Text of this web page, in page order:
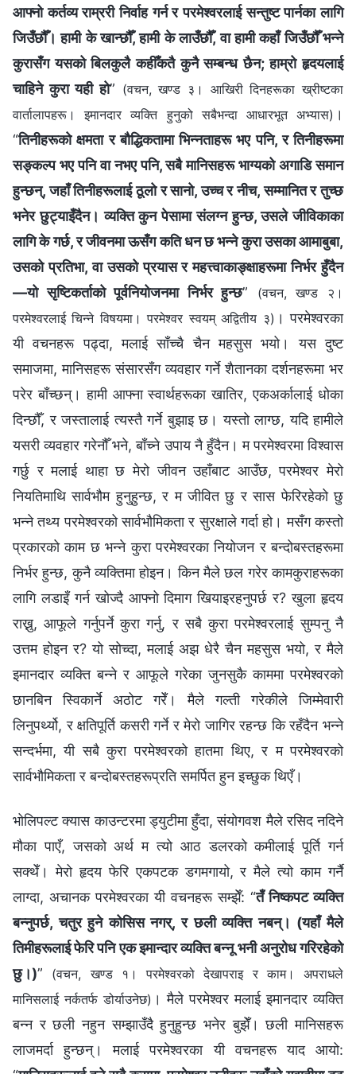
आफ्‍नो कर्तव्य राम्ररी निर्वाह गर्न र परमेश्‍वरलाई सन्तुष्ट पार्नका लागि
जिउँछौँ। हामी के खान्छौँ, हामी के लाउँछौँ, वा हामी कहाँ जिउँछौँ भन्‍ने
कुरासँग यसको बिलकुलै कहीँकतै कुनै सम्बन्ध छैन; हाम्रो हृदयलाई
चाहिने कुरा यही हो” (वचन, खण्ड ३। आखिरी दिनहरूका ख्रीष्टका
वार्तालापहरू। इमानदार व्यक्ति हुनुको सबैभन्दा आधारभूत अभ्यास) ।
“तिनीहरूको क्षमता र बौद्धिकतामा भिन्‍नताहरू भए पनि, र तिनीहरूमा
सङ्कल्प भए पनि वा नभए पनि, सबै मानिसहरू भाग्यको अगाडि समान
हुन्छन्, जहाँ तिनीहरूलाई ठूलो र सानो, उच्च र नीच, सम्मानित र तुच्छ
भनेर छुट्याइँदैन। व्यक्ति कुन पेसामा संलग्न हुन्छ, उसले जीविकाका
लागि के गर्छ, र जीवनमा ऊसँग कति धन छ भन्‍ने कुरा उसका आमाबुबा,
उसको प्रतिभा, वा उसको प्रयास र महत्त्वाकाङ्क्षाहरूमा निर्भर हुँदैन
—यो सृष्टिकर्ताको पूर्वनियोजनमा निर्भर हुन्छ” (वचन, खण्ड २।
परमेश्‍वरलाई चिन्‍ने विषयमा। परमेश्‍वर स्वयम् अद्वितीय ३) । परमेश्‍वरका
यी वचनहरू पढ्दा, मलाई साँच्चै चैन महसुस भयो। यस दुष्ट
समाजमा, मानिसहरू संसारसँग व्यवहार गर्ने शैतानका दर्शनहरूमा भर
परेर बाँच्छन्। हामी आफ्ना स्वार्थहरूका खातिर, एकअर्कालाई धोका
दिन्छौँ, र जस्तालाई त्यस्तै गर्ने बुझाइ छ। यस्तो लाग्छ, यदि हामीले
यसरी व्यवहार गरेनौँ भने, बाँच्ने उपाय नै हुँदैन। म परमेश्‍वरमा विश्वास
गर्छु र मलाई थाहा छ मेरो जीवन उहाँबाट आउँछ, परमेश्‍वर मेरो
नियतिमाथि सार्वभौम हुनुहुन्छ, र म जीवित छु र सास फेरिरहेको छु
भन्ने तथ्य परमेश्‍वरको सार्वभौमिकता र सुरक्षाले गर्दा हो। मसँग कस्तो
प्रकारको काम छ भन्ने कुरा परमेश्‍वरका नियोजन र बन्दोबस्तहरूमा
निर्भर हुन्छ, कुनै व्यक्तिमा होइन। किन मैले छल गरेर कामकुराहरूका
लागि लडाइँ गर्न खोज्दै आफ्नो दिमाग खियाइरहनुपर्छ र? खुला हृदय
राख्नु, आफूले गर्नुपर्ने कुरा गर्नु, र सबै कुरा परमेश्‍वरलाई सुम्पनु नै
उत्तम होइन र? यो सोच्दा, मलाई अझ धेरै चैन महसुस भयो, र मैले
इमानदार व्यक्ति बन्ने र आफूले गरेका जुनसुकै काममा परमेश्‍वरको
छानबिन स्विकार्ने अठोट गरेँ। मैले गल्ती गरेकीले जिम्मेवारी
लिनुपर्थ्यो, र क्षतिपूर्ति कसरी गर्ने र मेरो जागिर रहन्छ कि रहँदैन भन्ने
सन्दर्भमा, यी सबै कुरा परमेश्‍वरको हातमा थिए, र म परमेश्‍वरको
सार्वभौमिकता र बन्दोबस्तहरूप्रति समर्पित हुन इच्छुक थिएँ।
भोलिपल्ट क्यास काउन्टरमा ड्युटीमा हुँदा, संयोगवश मैले रसिद नदिने
मौका पाएँ, जसको अर्थ म त्यो आठ डलरको कमीलाई पूर्ति गर्न
सक्थेँ। मेरो हृदय फेरि एकपटक डगमगायो, र मैले त्यो काम गर्नै
लाग्दा, अचानक परमेश्‍वरका यी वचनहरू सम्झेँ: “तँ निष्कपट व्यक्ति
बन्नुपर्छ, चतुर हुने कोसिस नगर्, र छली व्यक्ति नबन्। (यहाँ मैले
तिमीहरूलाई फेरि पनि एक इमान्दार व्यक्ति बन्नू भनी अनुरोध गरिरहेको
छु।)” (वचन, खण्ड १। परमेश्‍वरको देखापराइ र काम। अपराधले
मानिसलाई नर्कतर्फ डोर्याउनेछ) । मैले परमेश्‍वर मलाई इमानदार व्यक्ति
बन्न र छली नहुन सम्झाउँदै हुनुहुन्छ भनेर बुझेँ। छली मानिसहरू
लाजमर्दा हुन्छन्। मलाई परमेश्‍वरका यी वचनहरू याद आयो: